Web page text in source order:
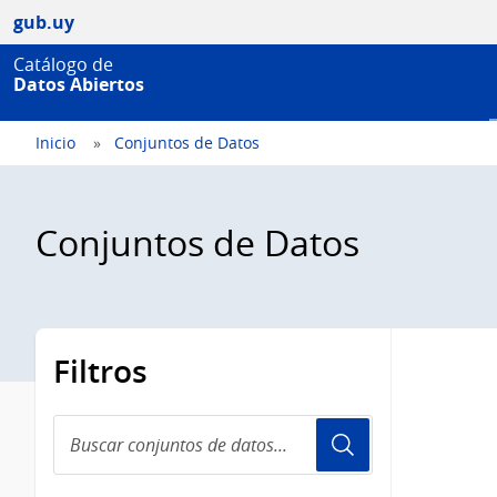
gub.uy
Catálogo de
Datos Abiertos
Inicio Conjuntos de Datos
Conjuntos de Datos
Filtros
conjuntos
de